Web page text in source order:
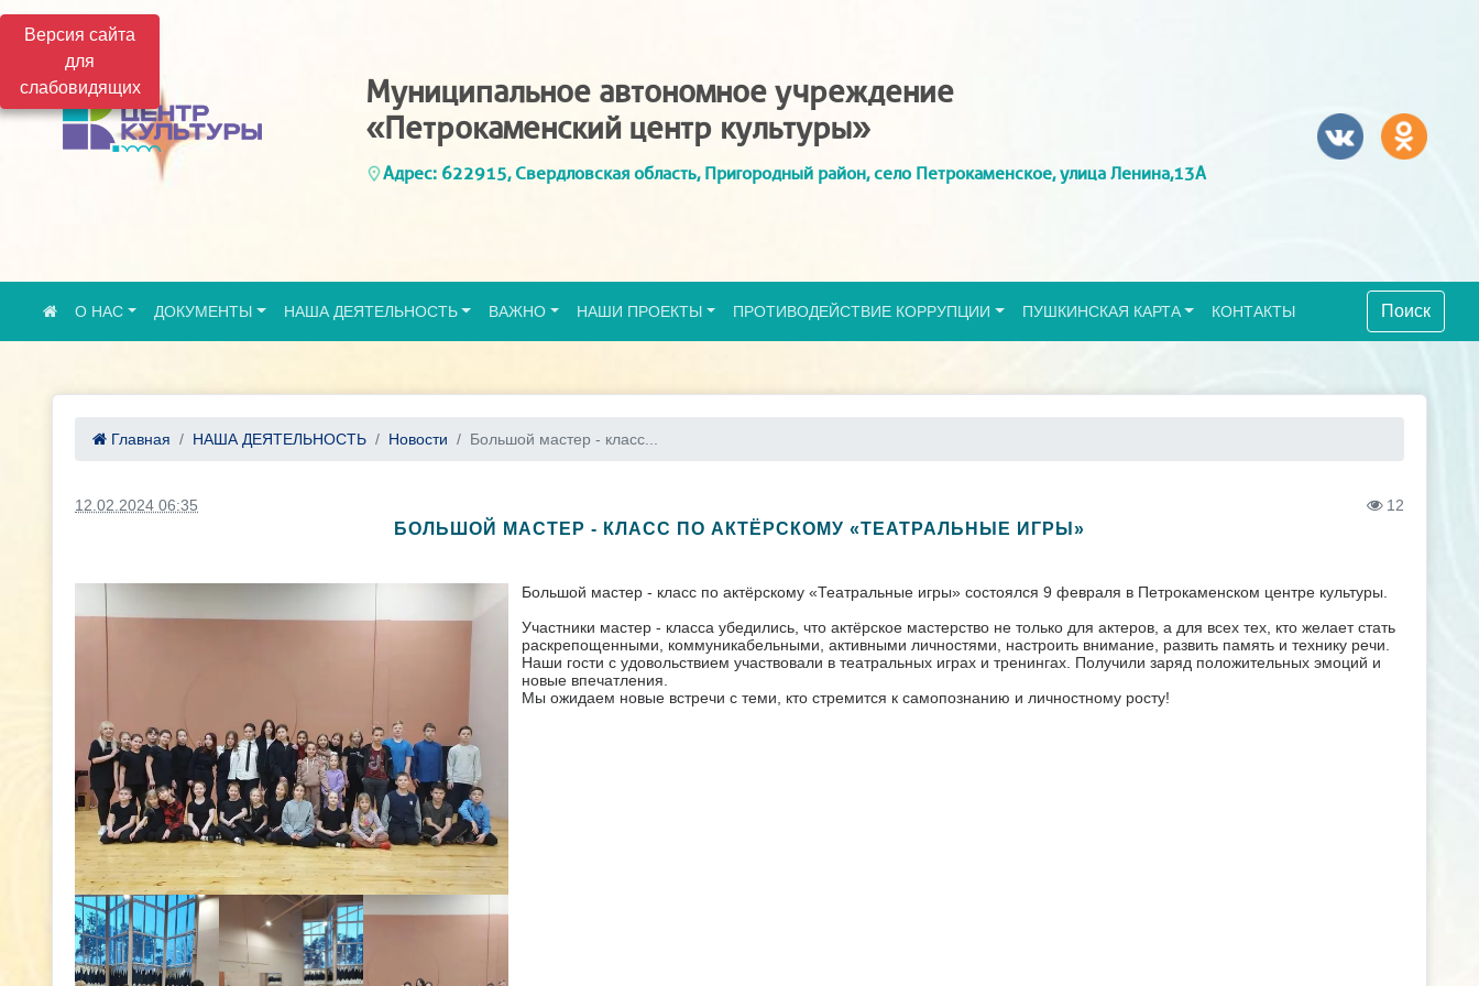
Версия сайта
для
слабовидящих
Муниципальное автономное учреждение
«Петрокаменский центр культуры»
Адрес: 622915, Свердловская область, Пригородный район, село Петрокаменское, улица Ленина,13А
О НАС ДОКУМЕНТЫ НАША ДЕЯТЕЛЬНОСТЬ ВАЖНО НАШИ ПРОЕКТЫ ПРОТИВОДЕЙСТВИЕ КОРРУПЦИИ ПУШКИНСКАЯ КАРТА КОНТАКТЫ Поиск
Главная НАША ДЕЯТЕЛЬНОСТЬ Новости Большой мастер - класс...
12.02.2024 06:35 12
БОЛЬШОЙ МАСТЕР - КЛАСС ПО АКТЁРСКОМУ «ТЕАТРАЛЬНЫЕ ИГРЫ»
Большой мастер - класс по актёрскому «Театральные игры» состоялся 9 февраля в Петрокаменском центре культуры.
Участники мастер - класса убедились, что актёрское мастерство не только для актеров, а для всех тех, кто желает стать
раскрепощенными, коммуникабельными, активными личностями, настроить внимание, развить память и технику речи.
Наши гости с удовольствием участвовали в театральных играх и тренингах. Получили заряд положительных эмоций и
новые впечатления.
Мы ожидаем новые встречи с теми, кто стремится к самопознанию и личностному росту!